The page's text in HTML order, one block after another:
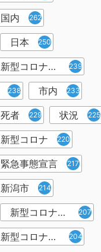
国内 262
日本 250
新型コロナウイルスワクチン 239
238 市内 233
死者 229 状況 225
新型コロナ 220
緊急事態宣言 217
新潟市 214
新型コロナウイルス感染者 207
新型コロナウイルス対策 204